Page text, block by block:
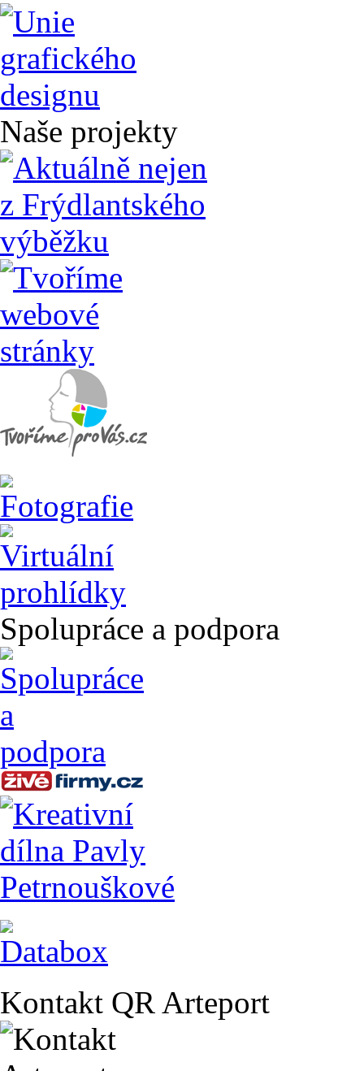
Naše projekty
Spolupráce a podpora
Kontakt QR Arteport